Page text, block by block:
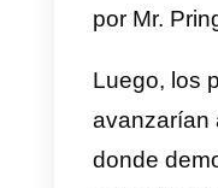
de